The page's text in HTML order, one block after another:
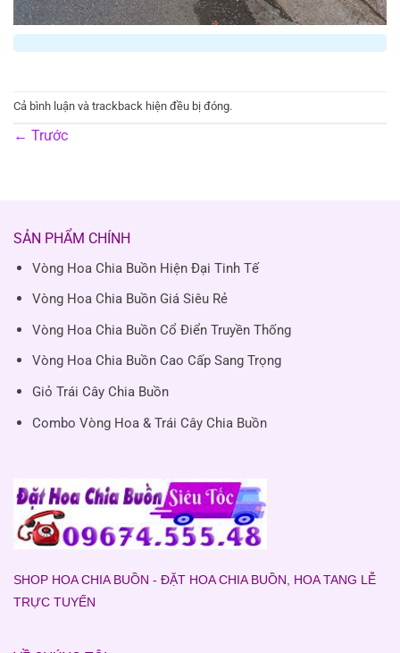
Cả bình luận và trackback hiện đều bị đóng.
← Trước
SẢN PHẨM CHÍNH
Vòng Hoa Chia Buồn Hiện Đại Tinh Tế
Vòng Hoa Chia Buồn Giá Siêu Rẻ
Vòng Hoa Chia Buồn Cổ Điển Truyền Thống
Vòng Hoa Chia Buồn Cao Cấp Sang Trọng
Giỏ Trái Cây Chia Buồn
Combo Vòng Hoa & Trái Cây Chia Buồn
SHOP HOA CHIA BUỒN - ĐẶT HOA CHIA BUỒN, HOA TANG LỄ
TRỰC TUYẾN